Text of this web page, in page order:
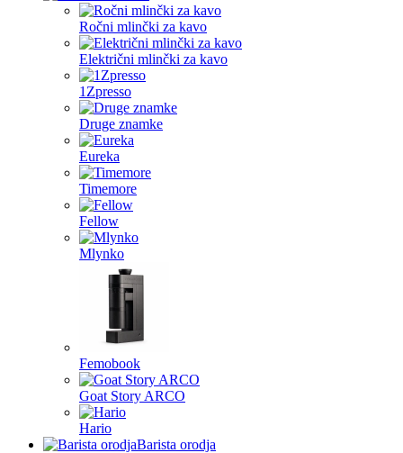
Ročni mlinčki za kavo
Električni mlinčki za kavo
1Zpresso
Druge znamke
Eureka
Timemore
Fellow
Mlynko
Femobook
Goat Story ARCO
Hario
Barista orodja